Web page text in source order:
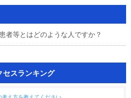
者等とはどのような人ですか？
セスランキング